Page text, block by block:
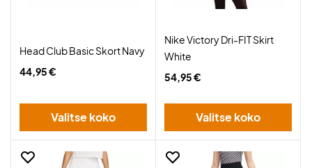
Head Club Basic Skort Navy
44,95 €
Valitse koko
Nike Victory Dri-FIT Skirt
White
54,95 €
Valitse koko